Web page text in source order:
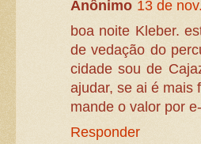
Anônimo 13 de
boa noite Kleber.
de vedação do
cidade sou de
ajudar, se ai é mais
mande o valor por
Responder